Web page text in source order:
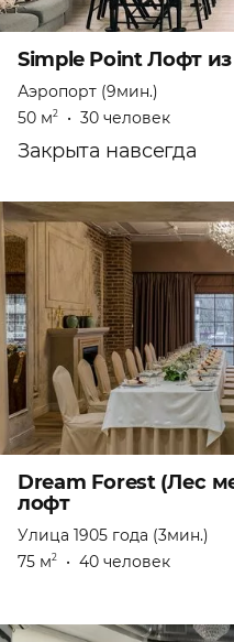
Simple Point Лофт
Аэропорт (9мин.)
50 м2 • 30 человек
Закрыта навсегда
Dream Forest (Лес
лофт
Улица 1905 года (3мин.)
75 м2 • 40 человек